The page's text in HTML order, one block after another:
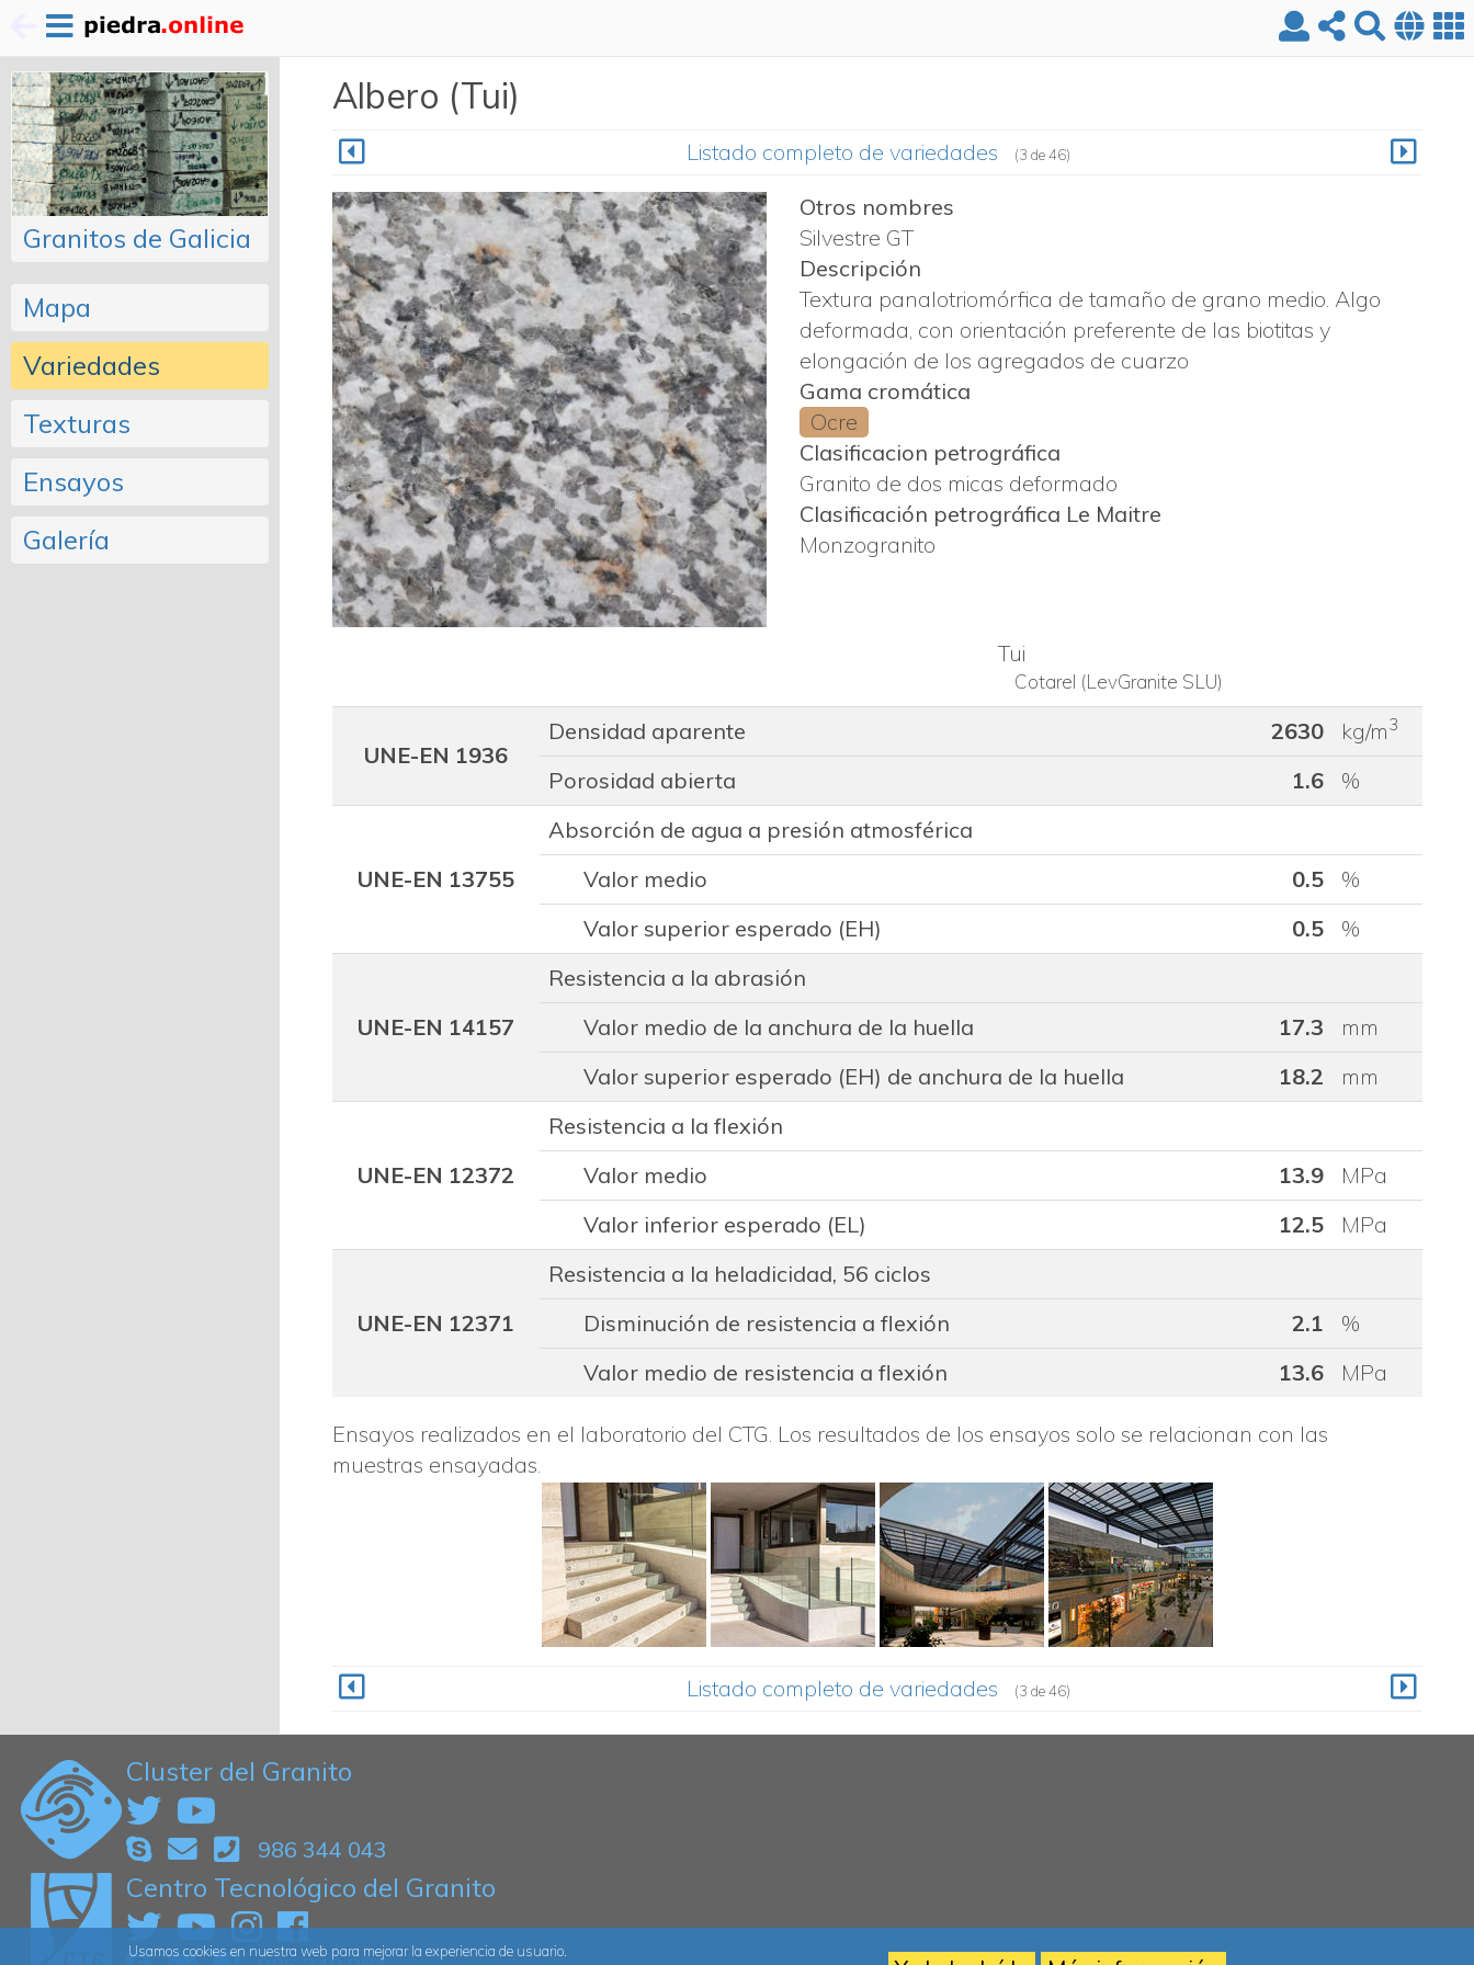
Pasar
al
contenido
principal
Granitos de Galicia
Mapa
Variedades
Texturas
Ensayos
Galería
Albero (Tui)
Listado completo de variedades (3 de 46)
Otros nombres
Silvestre GT
Descripción
Textura panalotriomórfica de tamaño de grano medio. Algo
deformada, con orientación preferente de las biotitas y
elongación de los agregados de cuarzo
Gama cromática
Ocre
Clasificacion petrográfica
Granito de dos micas deformado
Clasificación petrográfica Le Maitre
Monzogranito
Tui
Cotarel (LevGranite SLU)
UNE-EN 1936
Densidad aparente 2630 kg/m3
Porosidad abierta 1.6 %
UNE-EN 13755
Absorción de agua a presión atmosférica
Valor medio
0.5
%
Valor superior esperado (EH)
0.5 %
UNE-EN 14157
Resistencia a la abrasión
Valor medio de la anchura de la huella
17.3
mm
Valor superior esperado (EH) de anchura de la huella
18.2 mm
UNE-EN 12372
Resistencia a la flexión
Valor medio
13.9
MPa
Valor inferior esperado (EL)
12.5 MPa
UNE-EN 12371
Resistencia a la heladicidad, 56 ciclos
Disminución de resistencia a flexión
2.1
%
Valor medio de resistencia a flexión
13.6 MPa
Ensayos realizados en el laboratorio del CTG. Los resultados de los ensayos solo se relacionan con las
muestras ensayadas.
Listado completo de variedades (3 de 46)
Cluster del Granito
986 344 043
Centro Tecnológico del Granito
Usamos cookies en nuestra web para mejorar la experiencia de usuario.